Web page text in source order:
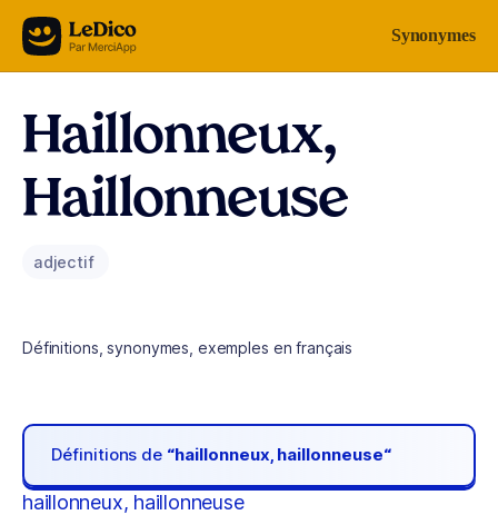
Aller au contenu Synonymes
Haillonneux,
Haillonneuse
adjectif
Définitions, synonymes, exemples en français
Définitions de “haillonneux, haillonneuse“
haillonneux, haillonneuse